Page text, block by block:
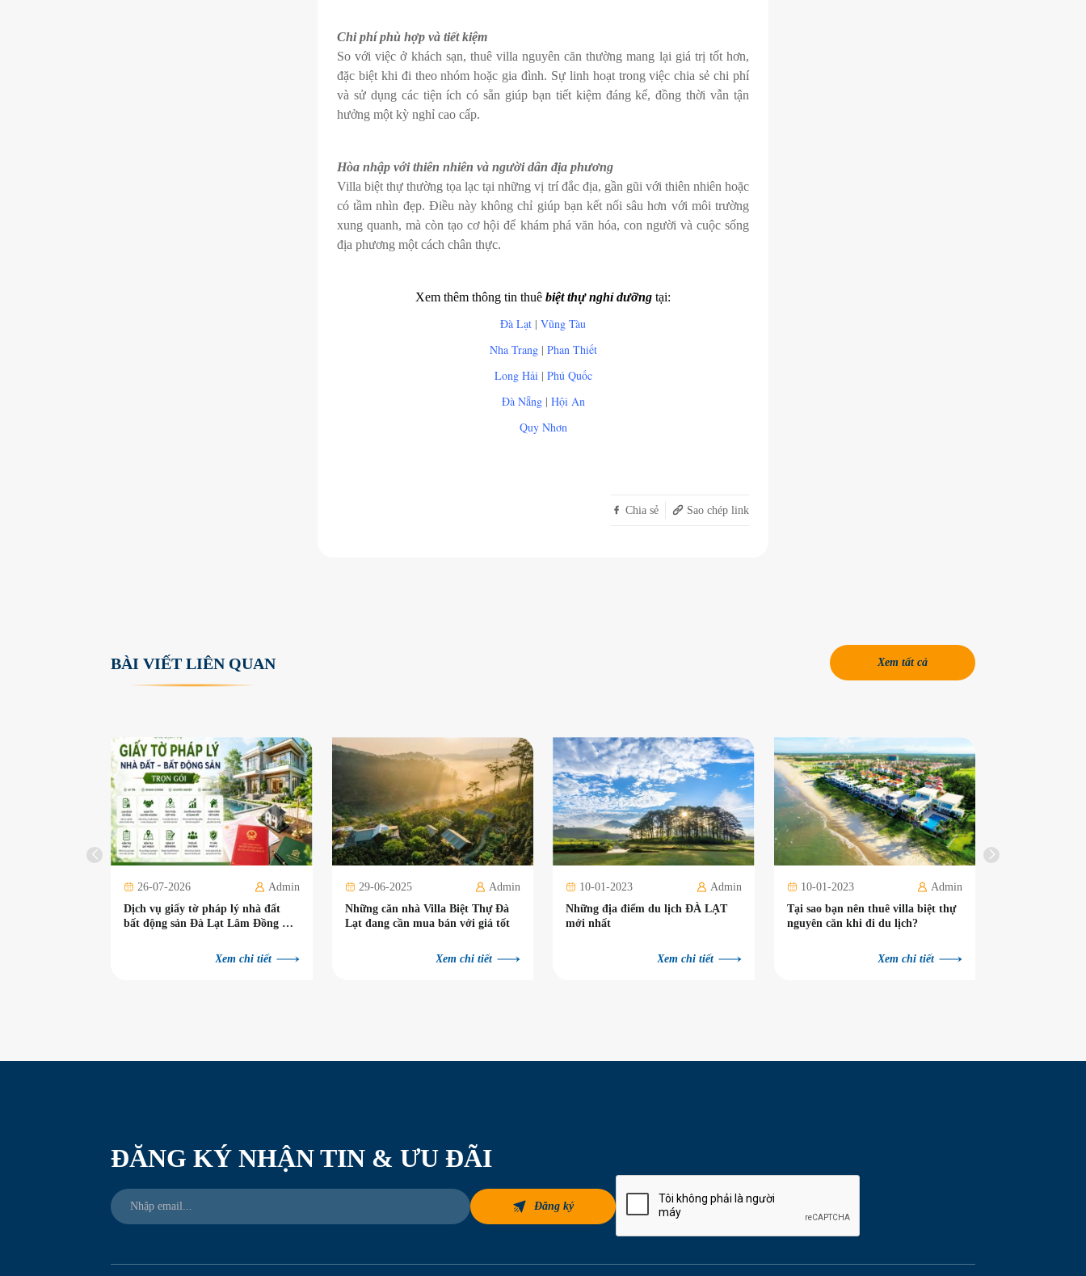
Chi phí phù hợp và tiết kiệm
So với việc ở khách sạn, thuê villa nguyên căn thường mang lại giá trị tốt hơn,
đặc biệt khi đi theo nhóm hoặc gia đình. Sự linh hoạt trong việc chia sẻ chi phí
và sử dụng các tiện ích có sẵn giúp bạn tiết kiệm đáng kể, đồng thời vẫn tận
hưởng một kỳ nghỉ cao cấp.
Hòa nhập với thiên nhiên và người dân địa phương
Villa biệt thự thường tọa lạc tại những vị trí đắc địa, gần gũi với thiên nhiên hoặc
có tầm nhìn đẹp. Điều này không chỉ giúp bạn kết nối sâu hơn với môi trường
xung quanh, mà còn tạo cơ hội để khám phá văn hóa, con người và cuộc sống
địa phương một cách chân thực.
Xem thêm thông tin thuê biệt thự nghỉ dưỡng tại:
Đà Lạt | Vũng Tàu
Nha Trang| Phan Thiết
Long Hải| Phú Quốc
Đà Nẵng| Hội An
Quy Nhơn
Chia sẻ Sao chép link
BÀI VIẾT LIÊN QUAN Xem tất cả
26-07-2026
Admin
Dịch vụ giấy tờ pháp lý nhà đất
bất động sản Đà Lạt Lâm Đồng uy
Xem chi tiết
29-06-2025
Admin
Những căn nhà Villa Biệt Thự Đà
Lạt đang cần mua bán với giá tốt
Xem chi tiết
10-01-2023
Admin
Những địa điểm du lịch ĐÀ LẠT
mới nhất
Xem chi tiết
10-01-2023
Admin
Tại sao bạn nên thuê villa biệt thự
nguyên căn khi đi du lịch?
Xem chi tiết
ĐĂNG KÝ NHẬN TIN & ƯU ĐÃI
Đăng ký